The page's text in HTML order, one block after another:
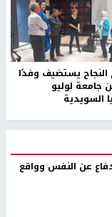
النجاح يستضيف وفدًا
جامعة لوليو
السويدية
عن النفس وواقع